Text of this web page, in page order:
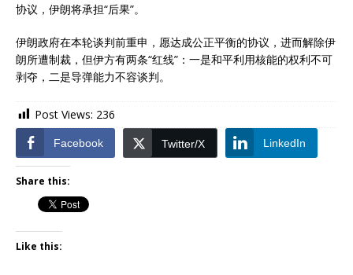
协议，伊朗将承担“后果”。
伊朗政府在本轮谈判前重申，愿达成公正平衡的协议，进而解除伊
朗所遭制裁，但伊方有两条“红线”：一是和平利用核能的权利不可
剥夺，二是导弹能力不容谈判。
Post Views: 236
Facebook Twitter/X LinkedIn
Share this:
Like this: